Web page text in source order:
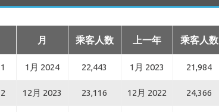
月 乘客人数 上一年 乘客人数
1 1月 2024 22,443 1月 2023 21,984
2 12月 2023 23,116 12月 2022 24,366